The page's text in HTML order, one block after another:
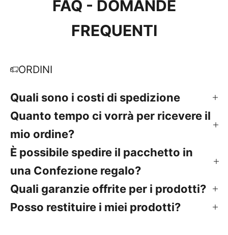
FAQ - DOMANDE
FREQUENTI
ORDINI
Quali sono i costi di spedizione
Quanto tempo ci vorrà per ricevere il
mio ordine?
È possibile spedire il pacchetto in
una Confezione regalo?
Quali garanzie offrite per i prodotti?
Posso restituire i miei prodotti?